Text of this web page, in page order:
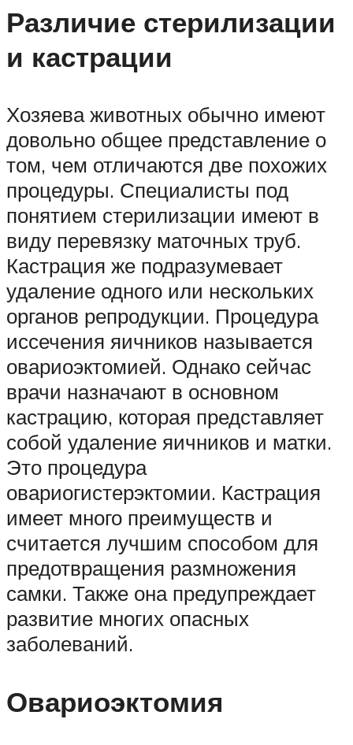
Различие стерилизации
и кастрации
Хозяева животных обычно имеют
довольно общее представление о
том, чем отличаются две похожих
процедуры. Специалисты под
понятием стерилизации имеют в
виду перевязку маточных труб.
Кастрация же подразумевает
удаление одного или нескольких
органов репродукции. Процедура
иссечения яичников называется
овариоэктомией. Однако сейчас
врачи назначают в основном
кастрацию, которая представляет
собой удаление яичников и матки.
Это процедура
овариогистерэктомии. Кастрация
имеет много преимуществ и
считается лучшим способом для
предотвращения размножения
самки. Также она предупреждает
развитие многих опасных
заболеваний.
Овариоэктомия